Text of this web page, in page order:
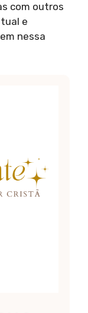
com outros
e
nessa